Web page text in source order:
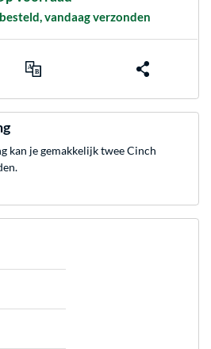
vandaag verzonden
kan je gemakkelijk twee Cinch